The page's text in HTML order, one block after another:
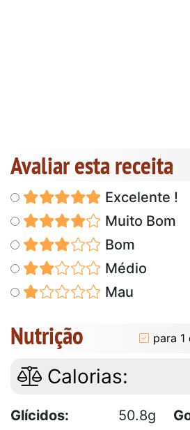
Avaliar esta receita
Excelente !
Muito Bom
Bom
Médio
Mau
Nutrição para 1
Calorias:
Glícidos: 50.8g